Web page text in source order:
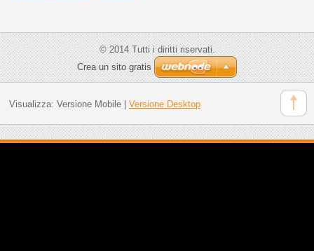
© 2014 Tutti i diritti riservati.
Crea un sito gratis
Visualizza: Versione Mobile| Versione Desktop